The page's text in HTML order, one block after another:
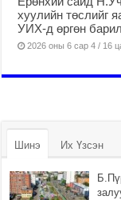
хуулийн төслийг
УИХ-д өргөн
2026 оны 6 сар 4 / 16
Шинэ Их Үзсэн